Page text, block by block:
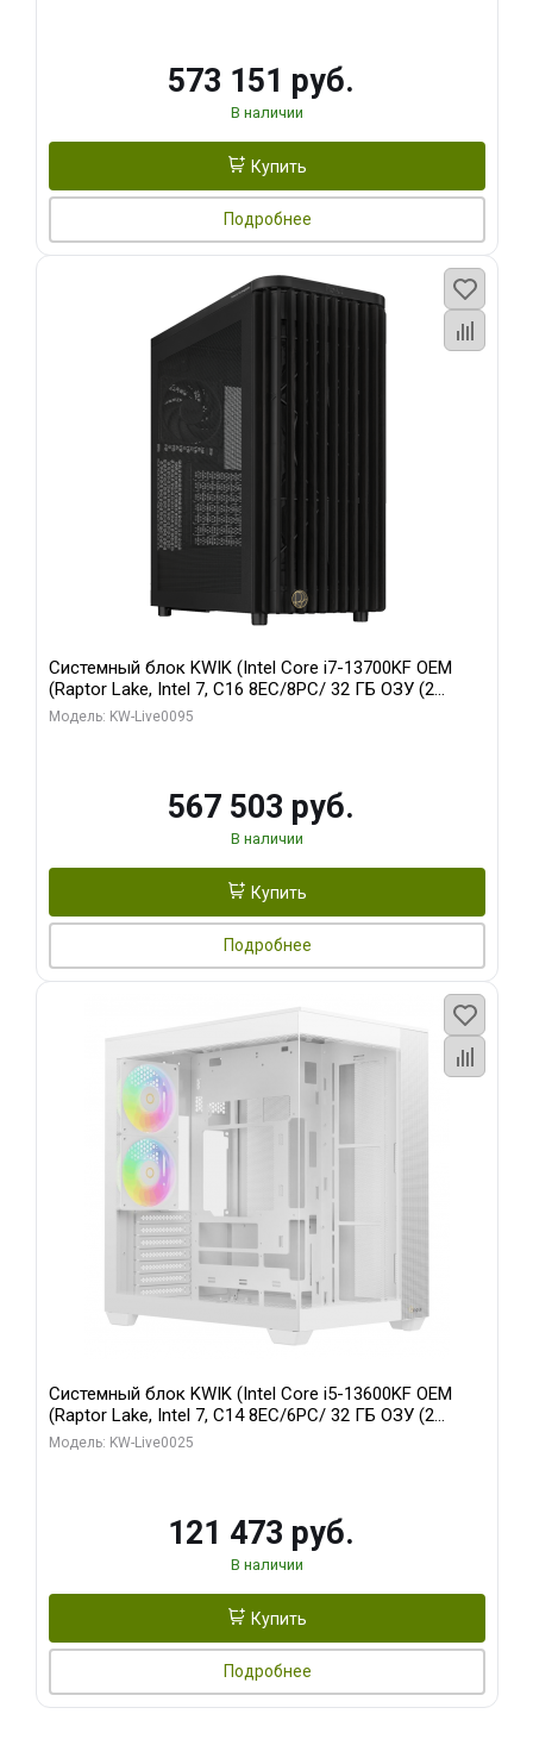
573 151 руб.
В наличии
Купить
Подробнее
Системный блок KWIK (Intel Core i7-13700KF OEM
(Raptor Lake, Intel 7, C16 8EC/8PC/ 32 ГБ ОЗУ (2
модуля)/ Afox RTX4090 24GB GDDR6X 384-Bit 3xDP
Модель: KW-Live0095
567 503 руб.
В наличии
Купить
Подробнее
Системный блок KWIK (Intel Core i5-13600KF OEM
(Raptor Lake, Intel 7, C14 8EC/6PC/ 32 ГБ ОЗУ (2
модуля)/ Gigabyte RTX5060 WINDFORCE OC 8GB
Модель: KW-Live0025
121 473 руб.
В наличии
Купить
Подробнее